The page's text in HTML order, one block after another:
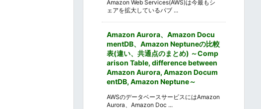
Amazon Web Services(AWS)は今最もシ
ェアを拡大しているパブ ...
Amazon Aurora、Amazon Docu
mentDB、Amazon Neptuneの比較
表(違い、共通点のまとめ) ～Comp
arison Table, difference between
Amazon Aurora, Amazon Docum
entDB, Amazon Neptune～
AWSのデータベースサービスにはAmazon
Aurora、Amazon Doc ...